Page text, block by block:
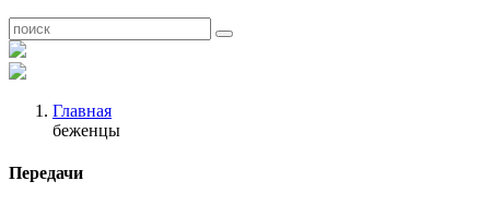
Главная
беженцы
Передачи